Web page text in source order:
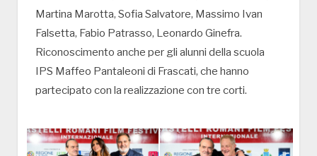
Martina Marotta, Sofia Salvatore, Massimo Ivan
Falsetta, Fabio Patrasso, Leonardo Ginefra.
Riconoscimento anche per gli alunni della scuola
IPS Maffeo Pantaleoni di Frascati, che hanno
partecipato con la realizzazione con tre corti.